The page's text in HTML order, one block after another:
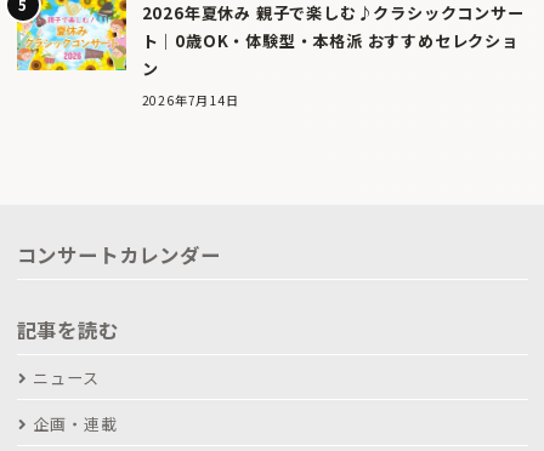
2026年夏休み 親子で楽しむ♪クラシックコンサー
ト｜0歳OK・体験型・本格派 おすすめセレクショ
ン
2026年7月14日
コンサートカレンダー
記事を読む
ニュース
企画・連載